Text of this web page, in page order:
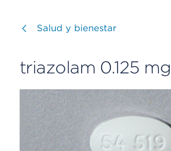
Visitar
Salud y bienestar
triazolam 0.125